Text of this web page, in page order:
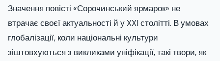
Значення повісті «Сорочинський ярмарок» не
втрачає своєї актуальності й у XXI столітті. В умовах
глобалізації, коли національні культури
зіштовхуються з викликами уніфікації, такі твори, як